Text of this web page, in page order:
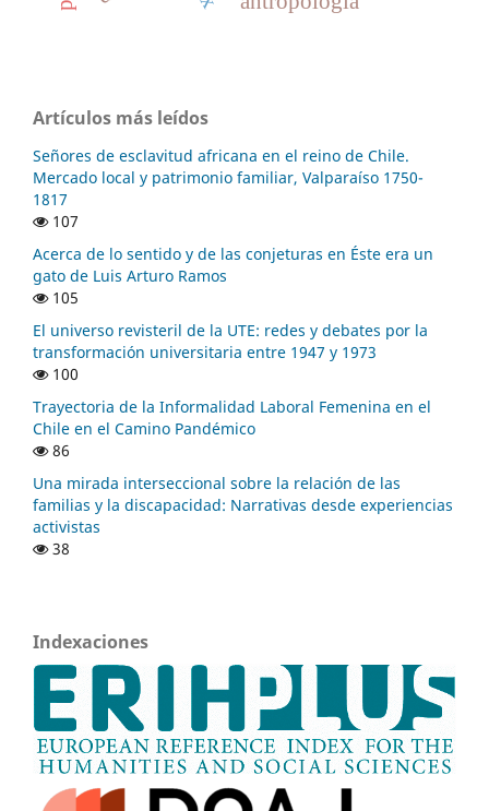
Artículos más leídos
Señores de esclavitud africana en el reino de Chile.
Mercado local y patrimonio familiar, Valparaíso 1750-
1817
107
Acerca de lo sentido y de las conjeturas en Éste era un
gato de Luis Arturo Ramos
105
El universo revisteril de la UTE: redes y debates por la
transformación universitaria entre 1947 y 1973
100
Trayectoria de la Informalidad Laboral Femenina en el
Chile en el Camino Pandémico
86
Una mirada interseccional sobre la relación de las
familias y la discapacidad: Narrativas desde experiencias
activistas
38
Indexaciones